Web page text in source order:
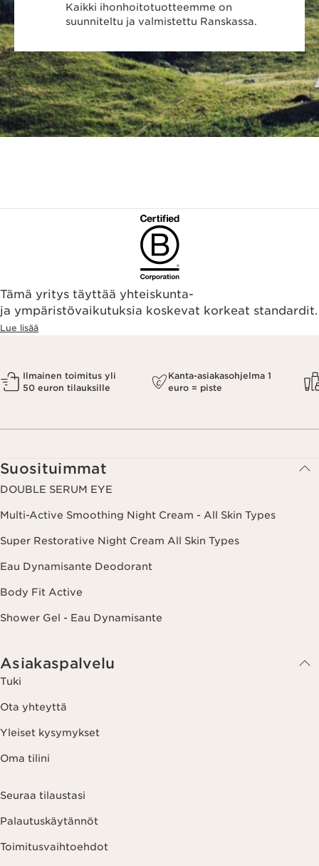
Kaikki ihonhoitotuotteemme on
suunniteltu ja valmistettu Ranskassa.
Tämä yritys täyttää yhteiskunta-
ja ympäristövaikutuksia koskevat korkeat standardit.
Lue lisää
Ilmainen toimitus yli
50 euron tilauksille
Kanta-asiakasohjelma 1
euro = piste
Suosituimmat
DOUBLE SERUM EYE
Multi-Active Smoothing Night Cream - All Skin Types
Super Restorative Night Cream All Skin Types
Eau Dynamisante Deodorant
Body Fit Active
Shower Gel - Eau Dynamisante
Asiakaspalvelu
Tuki
Ota yhteyttä
Yleiset kysymykset
Oma tilini
Seuraa tilaustasi
Palautuskäytännöt
Toimitusvaihtoehdot